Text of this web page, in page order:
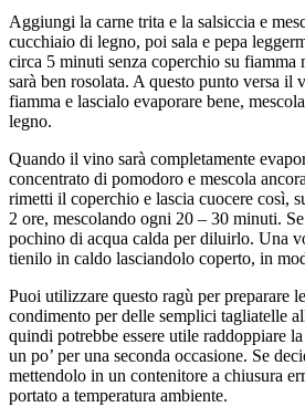
Aggiungi la carne trita e la salsiccia e
cucchiaio di legno, poi sala e pepa
circa 5 minuti senza coperchio su fiamma
sarà ben rosolata. A questo punto versa il
fiamma e lascialo evaporare bene,
legno.
Quando il vino sarà completamente
concentrato di pomodoro e mescola
rimetti il coperchio e lascia cuocere così,
2 ore, mescolando ogni 20 – 30 minuti.
pochino di acqua calda per diluirlo. Una
tienilo in caldo lasciandolo coperto, in
Puoi utilizzare questo ragù per preparare
condimento per delle semplici tagliatelle
quindi potrebbe essere utile raddoppiare
un po’ per una seconda occasione. Se
mettendolo in un contenitore a chiusura
portato a temperatura ambiente.